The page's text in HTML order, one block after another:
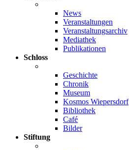
News
Veranstaltungen
Veranstaltungsarchiv
Mediathek
Publikationen
Schloss
Geschichte
Chronik
Museum
Kosmos Wiepersdorf
Bibliothek
Café
Bilder
Stiftung